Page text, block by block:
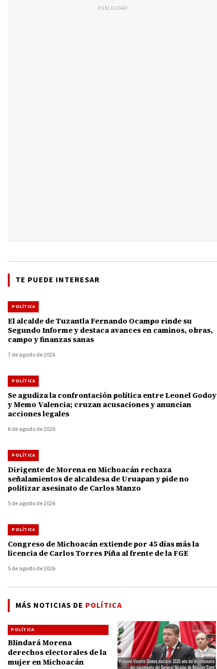
PUBLICIDAD
TE PUEDE INTERESAR
POLÍTICA
El alcalde de Tuzantla Fernando Ocampo rinde su
Segundo Informe y destaca avances en caminos, obras,
campo y finanzas sanas
7 de agosto de 2026
POLÍTICA
Se agudiza la confrontación política entre Leonel Godoy
y Memo Valencia; cruzan acusaciones y anuncian
acciones legales
6 de agosto de 2026
POLÍTICA
Dirigente de Morena en Michoacán rechaza
señalamientos de alcaldesa de Uruapan y pide no
politizar asesinato de Carlos Manzo
5 de agosto de 2026
POLÍTICA
Congreso de Michoacán extiende por 45 días más la
licencia de Carlos Torres Piña al frente de la FGE
5 de agosto de 2026
MÁS NOTICIAS DE POLÍTICA
POLÍTICA
Blindará Morena
derechos electorales de la
mujer en Michoacán